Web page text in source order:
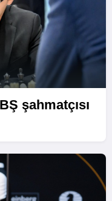
şahmatçısı